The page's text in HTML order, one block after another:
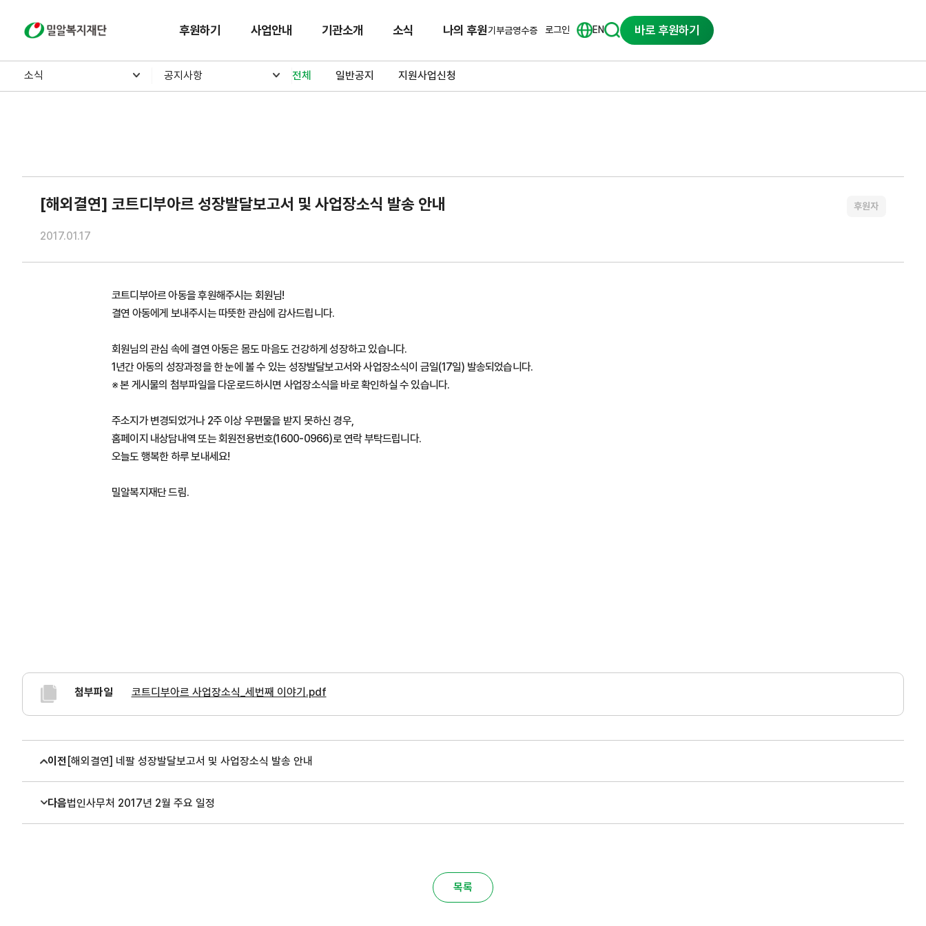
밀알복지재단 후원하기 사업안내 기관소개 소식 나의 후원기부금영수증 로그인 EN 바로 후원하기
소식 공지사항 전체 일반공지 지원사업신청
[해외결연] 코트디부아르 성장발달보고서 및 사업장소식 발송 안내 후원자
2017.01.17
코트디부아르 아동을 후원해주시는 회원님!
결연 아동에게 보내주시는 따뜻한 관심에 감사드립니다.
회원님의 관심 속에 결연 아동은 몸도 마음도 건강하게 성장하고 있습니다.
1년간 아동의 성장과정을 한 눈에 볼 수 있는 성장발달보고서와 사업장소식이 금일(17일) 발송되었습니다.
※ 본 게시물의 첨부파일을 다운로드하시면 사업장소식을 바로 확인하실 수 있습니다.
주소지가 변경되었거나 2주 이상 우편물을 받지 못하신 경우,
홈페이지 내상담내역 또는 회원전용번호(1600-0966)로 연락 부탁드립니다.
오늘도 행복한 하루 보내세요!
밀알복지재단 드림.
첨부파일 코트디부아르 사업장소식_세번째 이야기.pdf
이전 [해외결연] 네팔 성장발달보고서 및 사업장소식 발송 안내
다음법인사무처 2017년 2월 주요 일정
목록